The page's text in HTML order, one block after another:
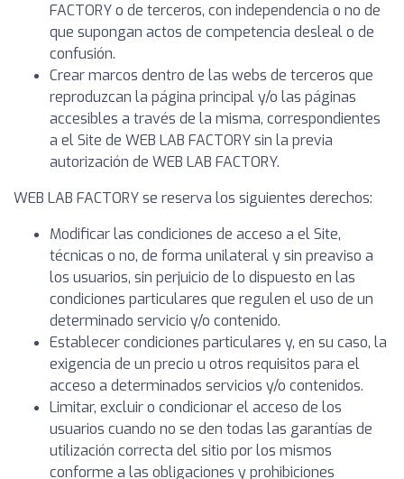
FACTORY o de terceros, con independencia o no de
que supongan actos de competencia desleal o de
confusión.
Crear marcos dentro de las webs de terceros que
reproduzcan la página principal y/o las páginas
accesibles a través de la misma, correspondientes
a el Site de WEB LAB FACTORY sin la previa
autorización de WEB LAB FACTORY.
WEB LAB FACTORY se reserva los siguientes derechos:
Modificar las condiciones de acceso a el Site,
técnicas o no, de forma unilateral y sin preaviso a
los usuarios, sin perjuicio de lo dispuesto en las
condiciones particulares que regulen el uso de un
determinado servicio y/o contenido.
Establecer condiciones particulares y, en su caso, la
exigencia de un precio u otros requisitos para el
acceso a determinados servicios y/o contenidos.
Limitar, excluir o condicionar el acceso de los
usuarios cuando no se den todas las garantías de
utilización correcta del sitio por los mismos
conforme a las obligaciones y prohibiciones